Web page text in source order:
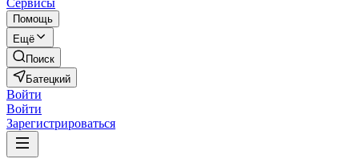
Сервисы
Помощь
Ещё
Поиск
Батецкий
Войти
Войти
Зарегистрироваться